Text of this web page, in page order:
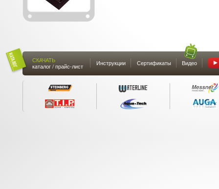
СКАЧАТЬ
каталог / прайс-лист
Инструкции Сертификаты Видео